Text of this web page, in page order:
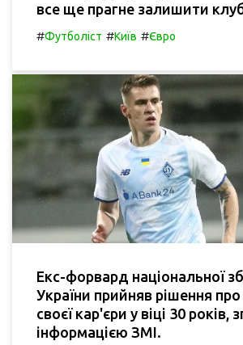
все ще прагне залишити
#Футболіст #Київ #Євро
Екс-форвард національної
України прийняв рішення про
своєї кар'єри у віці 30 років,
інформацією ЗМІ.